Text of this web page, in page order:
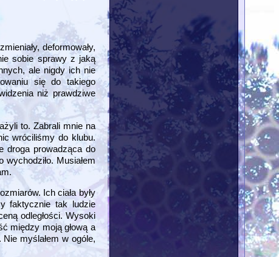
deformowały,
sobie sprawy z jaką
ale nigdy ich nie
się do takiego
niż prawdziwe
to. Zabrali mnie na
wróciliśmy do klubu.
droga prowadząca do
Musiałem
Ich ciała były
faktycznie tak ludzie
odległości. Wysoki
między moją głową a
myślałem w ogóle,